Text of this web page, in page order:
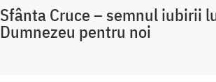
Sfânta Cruce – semnul iubirii
Dumnezeu pentru noi